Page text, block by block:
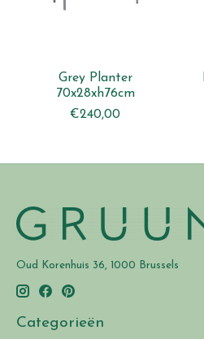
Grey Planter
70x28xh76cm
€240,00
Oud Korenhuis 36, 1000 Brussels
Categorieën